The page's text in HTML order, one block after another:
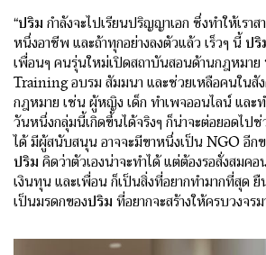
“ปริม กำลังจะไปเรียนปริญญาเอก ซึ่งทำให้เราส
หนึ่งอาชีพ และถ้าทุกอย่างลงตัวแล้ว เร็วๆ นี้ ปริ
เพื่อนๆ คนรุ่นใหม่เปิดสถาบันสอนด้านกฎหมา
Training อบรม สัมมนา และช่วยเหลือคนใน
กฎหมาย เช่น ผู้หญิง เด็ก ทำเพจออนไลน์ และ
วันหนึ่งกลุ่มนี้เกิดขึ้นได้จริงๆ ก็น่าจะต่อยอดไป
ได้ มีผู้สนับสนุน อาจจะมีขาหนึ่งเป็น NGO อีก
ปริม คิดว่าตัวเองน่าจะทำได้ แต่ต้องรอสั่งสมค
เงินทุน และเพื่อน ก็เป็นสิ่งที่อยากทำมากที่สุด ยื
เป็นมรดกของปริม ที่อยากจะสร้างให้ครบวงจร